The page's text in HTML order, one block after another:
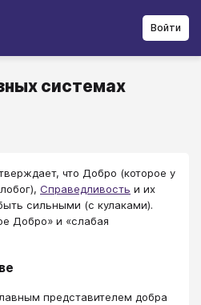
Войти
системах
что Добро (которое у
Справедливость и их
сильными (с кулаками).
Добро» и «слабая
представителем добра